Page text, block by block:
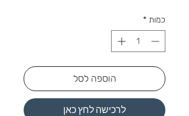
כמות *
הוספה לסל
לרכישה לחץ כאן